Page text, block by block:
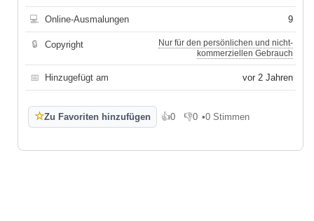
💻 Online-Ausmalungen 9
🔒 Copyright
Nur für den persönlichen und nicht-
kommerziellen Gebrauch
📅 Hinzugefügt am vor 2 Jahren
☆Zu Favoriten hinzufügen 👍0
Gefällt mir
👎0
Gefällt mir nicht
•0 Stimmen